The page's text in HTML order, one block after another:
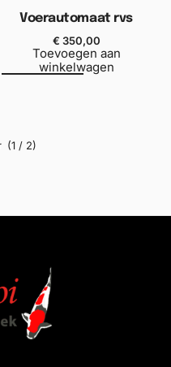
Voerautomaat rvs
€ 350,00
Toevoegen aan
winkelwagen
(1 / 2)